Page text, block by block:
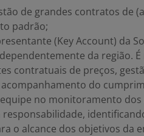
de grandes contratos de
padrão;
(Key Account) da
da região.
contratuais de preços,
do
equipe no monitoramento
responsabilidade,
o alcance dos objetivos da